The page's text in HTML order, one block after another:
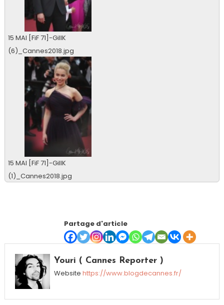
15 MAI [FiF 71]-GillK
(6)_Cannes2018.jpg
15 MAI [FiF 71]-GillK
(1)_Cannes2018.jpg
Partage d'article
Youri ( Cannes Reporter )
Website https://www.blogdecannes.fr/